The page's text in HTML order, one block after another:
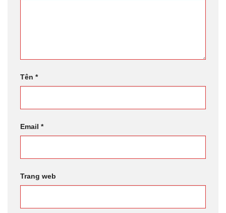
Tên *
Email *
Trang web